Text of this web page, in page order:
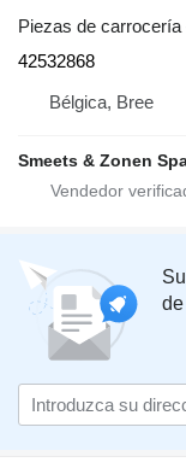
Piezas de carrocería
42532868
Bélgica, Bree
Smeets & Zonen